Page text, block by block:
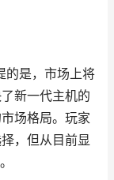
的是，市场上将
新一代主机的
场格局。玩家
，但从目前显